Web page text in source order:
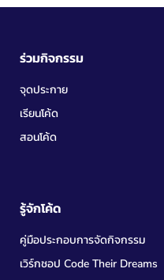
ร่วมกิจกรรม
จุดประกาย
เรียนโค้ด
สอนโค้ด
รู้จักโค้ด
คู่มือประกอบการจัดกิจกรรม
เวิร์กชอป Code Their Dreams